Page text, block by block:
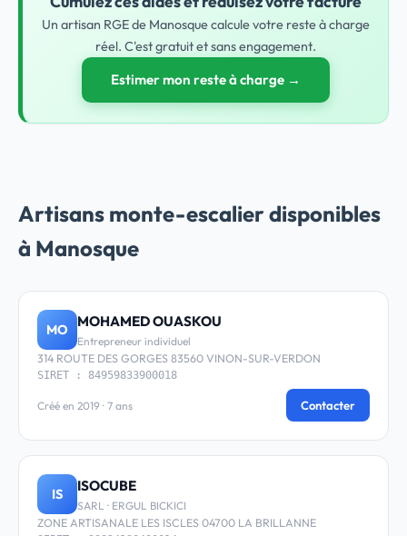
Un artisan RGE de Manosque calcule votre reste à charge
réel. C'est gratuit et sans engagement.
Estimer mon reste à charge →
Artisans monte-escalier disponibles
à Manosque
MO MOHAMED OUASKOU
Entrepreneur individuel
314 ROUTE DES GORGES 83560 VINON-SUR-VERDON
SIRET : 84959833900018
Créé en 2019 · 7 ans Contacter
IS ISOCUBE
SARL · ERGUL BICKICI
ZONE ARTISANALE LES ISCLES 04700 LA BRILLANNE